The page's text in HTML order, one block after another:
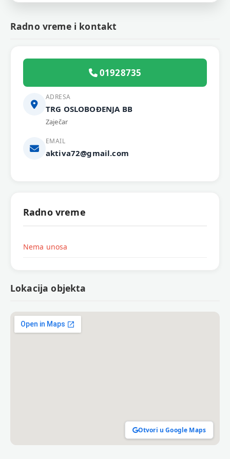
Radno vreme i kontakt
01928735
ADRESA
TRG OSLOBOĐENJA BB
Zaječar
EMAIL
aktiva72@gmail.com
Radno vreme
Nema unosa
Lokacija objekta
Otvori u Google Maps